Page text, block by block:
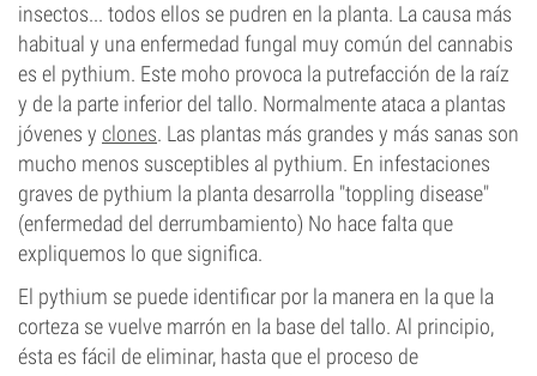
insectos... todos ellos se pudren en la planta. La causa más
habitual y una enfermedad fungal muy común del cannabis
es el pythium. Este moho provoca la putrefacción de la raíz
y de la parte inferior del tallo. Normalmente ataca a plantas
jóvenes y clones. Las plantas más grandes y más sanas son
mucho menos susceptibles al pythium. En infestaciones
graves de pythium la planta desarrolla "toppling disease"
(enfermedad del derrumbamiento) No hace falta que
expliquemos lo que significa.
El pythium se puede identificar por la manera en la que la
corteza se vuelve marrón en la base del tallo. Al principio,
ésta es fácil de eliminar, hasta que el proceso de